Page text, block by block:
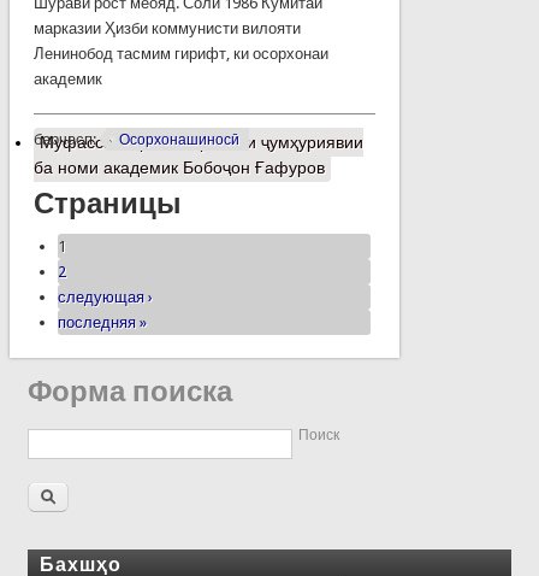
марказии Ҳизби коммунисти вилояти
Ленинобод тасмим гирифт, ки осорхонаи
академик
барчасп: Осорхонашиносӣ
Муфассалтаро Осорхонаи ҷумҳуриявии
ба номи академик Бобоҷон Ғафуров
Страницы
1
2
следующая ›
последняя »
Форма поиска
Поиск
Бахшҳо